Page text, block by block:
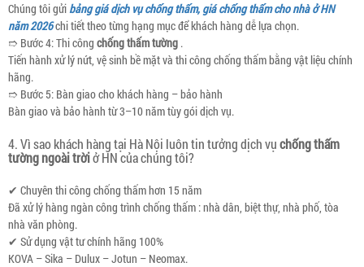
Chúng tôi gửibảng giá dịch vụ chống thấm, giá chống thấm cho nhà ở HN
năm 2026chi tiết theo từng hạng mục để khách hàng dễ lựa chọn.
➱ Bước 4: Thi công chống thấm tường .
Tiến hành xử lý nứt, vệ sinh bề mặt và thi công chống thấm bằng vật liệu chính
hãng.
➱ Bước 5: Bàn giao cho khách hàng – bảo hành
Bàn giao và bảo hành từ 3–10 năm tùy gói dịch vụ.
4. Vì sao khách hàng tại Hà Nội luôn tin tưởng dịch vụchống thấm
tường ngoài trờiở HN của chúng tôi?
✔ Chuyên thi công chống thấm hơn 15 năm
Đã xử lý hàng ngàn công trình chống thấm : nhà dân, biệt thự, nhà phố, tòa
nhà văn phòng.
✔ Sử dụng vật tư chính hãng 100%
KOVA – Sika – Dulux – Jotun – Neomax.